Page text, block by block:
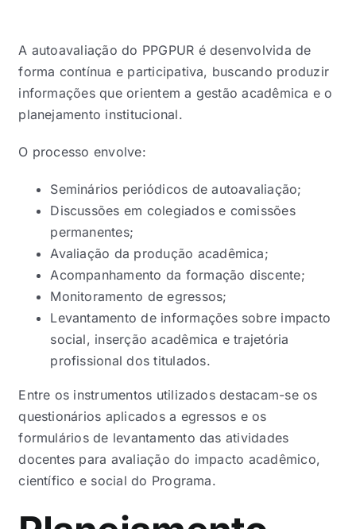
A autoavaliação do PPGPUR é desenvolvida de
forma contínua e participativa, buscando produzir
informações que orientem a gestão acadêmica e o
planejamento institucional.
O processo envolve:
Seminários periódicos de autoavaliação;
Discussões em colegiados e comissões
permanentes;
Avaliação da produção acadêmica;
Acompanhamento da formação discente;
Monitoramento de egressos;
Levantamento de informações sobre impacto
social, inserção acadêmica e trajetória
profissional dos titulados.
Entre os instrumentos utilizados destacam-se os
questionários aplicados a egressos e os
formulários de levantamento das atividades
docentes para avaliação do impacto acadêmico,
científico e social do Programa.